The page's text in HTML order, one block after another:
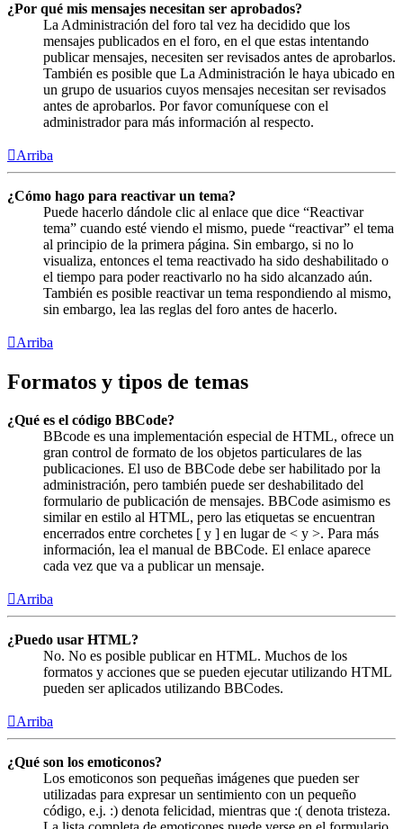
¿Por qué mis mensajes necesitan ser aprobados?
La Administración del foro tal vez ha decidido que los
mensajes publicados en el foro, en el que estas intentando
publicar mensajes, necesiten ser revisados antes de aprobarlos.
También es posible que La Administración le haya ubicado en
un grupo de usuarios cuyos mensajes necesitan ser revisados
antes de aprobarlos. Por favor comuníquese con el
administrador para más información al respecto.
Arriba
¿Cómo hago para reactivar un tema?
Puede hacerlo dándole clic al enlace que dice “Reactivar
tema” cuando esté viendo el mismo, puede “reactivar” el tema
al principio de la primera página. Sin embargo, si no lo
visualiza, entonces el tema reactivado ha sido deshabilitado o
el tiempo para poder reactivarlo no ha sido alcanzado aún.
También es posible reactivar un tema respondiendo al mismo,
sin embargo, lea las reglas del foro antes de hacerlo.
Arriba
Formatos y tipos de temas
¿Qué es el código BBCode?
BBcode es una implementación especial de HTML, ofrece un
gran control de formato de los objetos particulares de las
publicaciones. El uso de BBCode debe ser habilitado por la
administración, pero también puede ser deshabilitado del
formulario de publicación de mensajes. BBCode asimismo es
similar en estilo al HTML, pero las etiquetas se encuentran
encerrados entre corchetes [ y ] en lugar de < y >. Para más
información, lea el manual de BBCode. El enlace aparece
cada vez que va a publicar un mensaje.
Arriba
¿Puedo usar HTML?
No. No es posible publicar en HTML. Muchos de los
formatos y acciones que se pueden ejecutar utilizando HTML
pueden ser aplicados utilizando BBCodes.
Arriba
¿Qué son los emoticonos?
Los emoticonos son pequeñas imágenes que pueden ser
utilizadas para expresar un sentimiento con un pequeño
código, e.j. :) denota felicidad, mientras que :( denota tristeza.